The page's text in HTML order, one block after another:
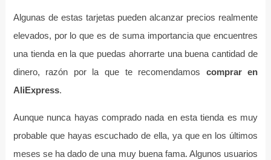
Algunas de estas tarjetas pueden alcanzar precios realmente
elevados, por lo que es de suma importancia que encuentres
una tienda en la que puedas ahorrarte una buena cantidad de
dinero, razón por la que te recomendamos comprar en
AliExpress.
Aunque nunca hayas comprado nada en esta tienda es muy
probable que hayas escuchado de ella, ya que en los últimos
meses se ha dado de una muy buena fama. Algunos usuarios